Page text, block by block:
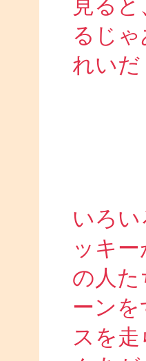
見る
るじ
れい
いろ
ッキ
の人
ーン
スを